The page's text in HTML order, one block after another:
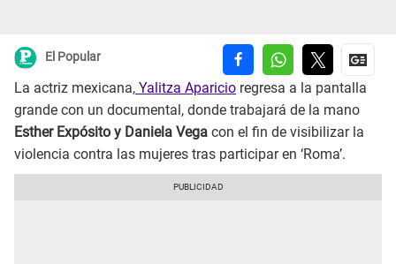
El Popular
La actriz mexicana, Yalitza Aparicio regresa a la pantalla
grande con un documental, donde trabajará de la mano
Esther Expósito y Daniela Vega con el fin de visibilizar la
violencia contra las mujeres tras participar en ‘Roma’.